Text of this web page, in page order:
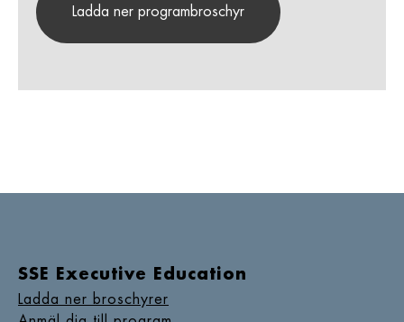
SSE Executive Education
Ladda ner broschyrer